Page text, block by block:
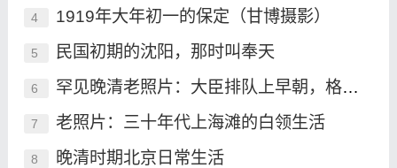
4 1919年大年初一的保定（甘博摄影）
5 民国初期的沈阳，那时叫奉天
6 罕见晚清老照片：大臣排队上早朝，格格承包晚清最高颜值
7 老照片：三十年代上海滩的白领生活
8 晚清时期北京日常生活